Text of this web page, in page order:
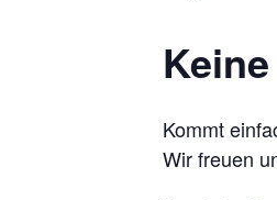
Kommt
Wir freuen